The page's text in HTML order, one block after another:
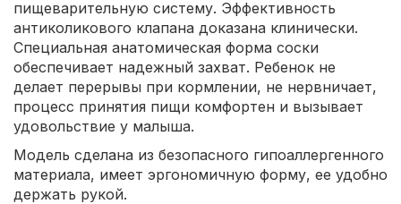
пищеварительную систему. Эффективность
антиколикового клапана доказана клинически.
Специальная анатомическая форма соски
обеспечивает надежный захват. Ребенок не
делает перерывы при кормлении, не нервничает,
процесс принятия пищи комфортен и вызывает
удовольствие у малыша.
Модель сделана из безопасного гипоаллергенного
материала, имеет эргономичную форму, ее удобно
держать рукой.